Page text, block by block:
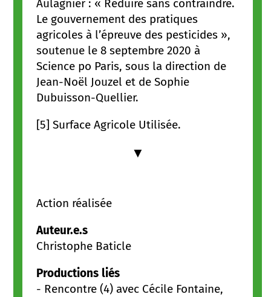
Aulagnier : « Réduire sans contraindre.
Le gouvernement des pratiques
agricoles à l’épreuve des pesticides »,
soutenue le 8 septembre 2020 à
Science po Paris, sous la direction de
Jean-Noël Jouzel et de Sophie
Dubuisson-Quellier.
[5] Surface Agricole Utilisée.
▼
Action réalisée
Auteur.e.s
Christophe Baticle
Productions liés
- Rencontre (4) avec Cécile Fontaine,